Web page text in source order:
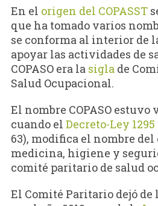
En el origen del COPASST
que ha tomado varios
se conforma al interior de
apoyar las actividades de
COPASO era la siglade
Salud Ocupacional.
El nombre COPASO estuvo
cuando el Decreto-Ley 1295
63), modifica el nombre del
medicina, higiene y
comité paritario de salud
El Comité Paritario dejó de